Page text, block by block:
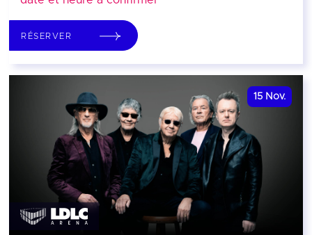
RÉSERVER
15 Nov.